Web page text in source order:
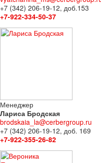
+7 (342) 206-19-12, доб.153
+7-922-334-50-37
Менеджер
Лариса Бродская
brodskaia_la@cerbergroup.ru
+7 (342) 206-19-12, доб. 169
+7-922-355-26-82